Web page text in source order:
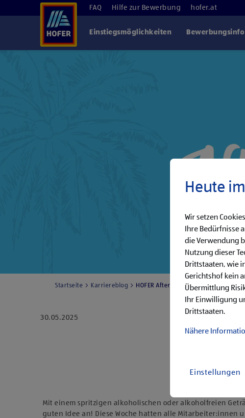
FAQ Hilfe zur Bewerbung hofer.at
Einstiegsmöglichkeiten Bewerbungsinfo
Startseite Karriereblog HOFER Afterwork Bar
30.05.2025
Mit einem spritzigen alkoholischen oder alkoholfreien
guten Idee an! Diese Woche hatten alle Mitarbeiter:innen
Heute
Wir setzen
Ihre Bedürfnisse
die Verwendung
Nutzung dieser
Drittstaaten, wie
Gerichtshof kein
Übermittlung
Ihr Einwilligung
Drittstaaten.
Nähere
Einstellungen